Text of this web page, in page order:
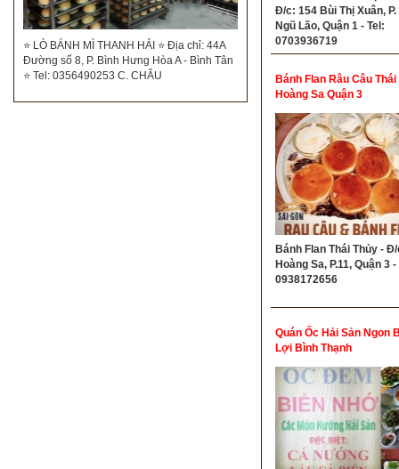
⭐ LÒ BÁNH MÌ THANH HẢI ⭐ Địa chỉ: 44A
Đường số 8, P. Bình Hưng Hòa A - Bình Tân
⭐ Tel: 0356490253 C. CHÂU
Đ/c: 154 Bùi Thị Xuân, P.
Ngũ Lão, Quận 1 - Tel:
0703936719
Bánh Flan Râu Câu Thái
Hoàng Sa Quận 3
Bánh Flan Thái Thủy -
Hoàng Sa, P.11, Quận 3 -
0938172656
Quán Ốc Hải Sản Ngon
Lợi Bình Thạnh